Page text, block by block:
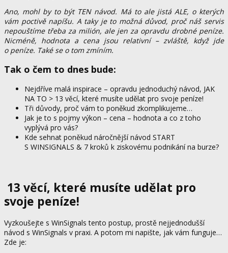
Ano, mohl by to být TEN návod. Má to ale jistá ALE, o kterých
vám poctivě napíšu. A taky je to možná důvod, proč náš servis
nepouštíme třeba za milión, ale jen za opravdu drobné peníze.
Nicméně, hodnota a cena jsou relativní – zvláště, když jde
o peníze. Také se o tom zmíním.
Tak o čem to dnes bude:
Nejdříve malá inspirace – opravdu jednoduchý návod, JAK
NA TO > 13 věcí, které musíte udělat pro svoje peníze!
Tři důvody, proč vám to poněkud zkomplikujeme…
Jak je to s pojmy výkon – cena – hodnota a co z toho
vyplývá pro vás?
Kde sehnat poněkud náročnější návod START
S WINSIGNALS & 7 kroků k ziskovému podnikání na burze?
13 věcí, které musíte udělat pro
svoje peníze!
Vyzkoušejte s WinSignals tento postup, prostě nejjednodušší
návod s WinSignals v praxi. A potom mi napište, jak vám funguje…
Zde je: